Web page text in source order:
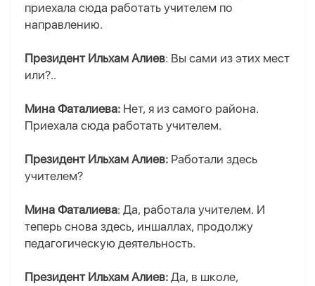
приехала сюда работать учителем по
направлению.
Президент Ильхам Алиев: Вы сами из этих мест
или?..
Мина Фаталиева: Нет, я из самого района.
Приехала сюда работать учителем.
Президент Ильхам Алиев: Работали здесь
учителем?
Мина Фаталиева: Да, работала учителем. И
теперь снова здесь, иншаллах, продолжу
педагогическую деятельность.
Президент Ильхам Алиев: Да, в школе,